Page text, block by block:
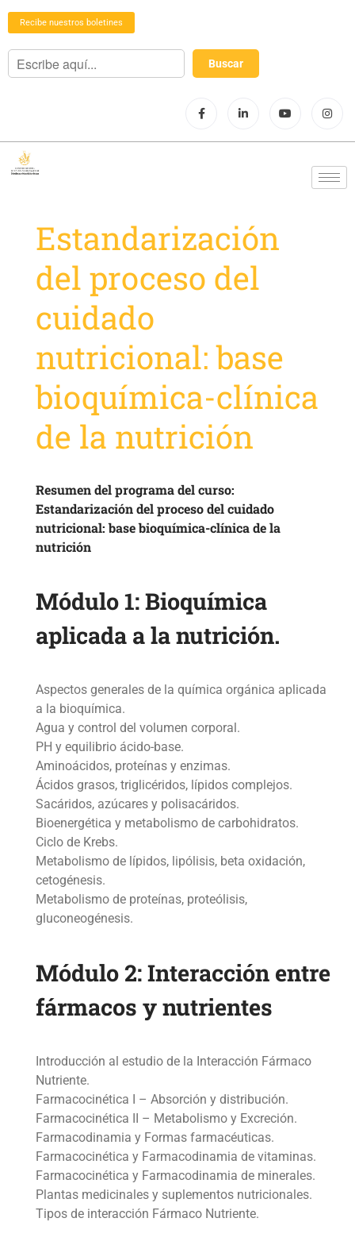
Recibe nuestros boletines
Estandarización
del proceso del
cuidado
nutricional: base
bioquímica-clínica
de la nutrición
Resumen del programa del curso:
Estandarización del proceso del cuidado
nutricional: base bioquímica-clínica de la
nutrición
Módulo 1: Bioquímica
aplicada a lanutrición.
Aspectos generales de la química orgánica aplicada
a la bioquímica.
Agua y control del volumen corporal.
PH y equilibrio ácido-base.
Aminoácidos, proteínas y enzimas.
Ácidos grasos, triglicéridos, lípidos complejos.
Sacáridos, azúcares y polisacáridos.
Bioenergética y metabolismo de carbohidratos.
Ciclo de Krebs.
Metabolismo de lípidos, lipólisis, beta oxidación,
cetogénesis.
Metabolismo de proteínas, proteólisis,
gluconeogénesis.
Módulo 2: Interacción entre
fármacos y nutrientes
Introducción al estudio de la Interacción Fármaco
Nutriente.
Farmacocinética I – Absorción y distribución.
Farmacocinética II – Metabolismo y Excreción.
Farmacodinamia y Formas farmacéuticas.
Farmacocinética y Farmacodinamia de vitaminas.
Farmacocinética y Farmacodinamia de minerales.
Plantas medicinales y suplementos nutricionales.
Tipos de interacción Fármaco Nutriente.